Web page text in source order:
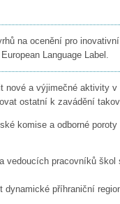
na ocenění pro
Language Label.
nové a výjimečné aktivity
ostatní k zavádění
komise a odborné
vedoucích pracovníků
příhraniční